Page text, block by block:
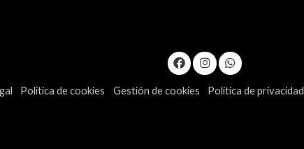
Política de cookies Gestión de cookies Política de privacidad